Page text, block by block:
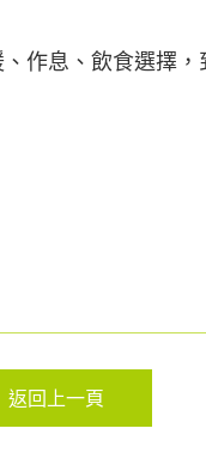
作息、飲食選擇
返回上一頁